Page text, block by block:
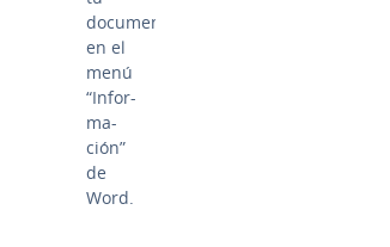
documento
en el
menú
“In­fo­r­
ma­
ción”
de
Word.